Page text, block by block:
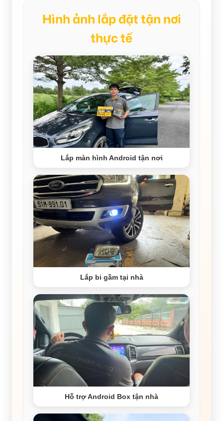
Hình ảnh lắp đặt tận nơi
thực tế
Lắp màn hình Android tận nơi
Lắp bi gầm tại nhà
Hỗ trợ Android Box tận nhà